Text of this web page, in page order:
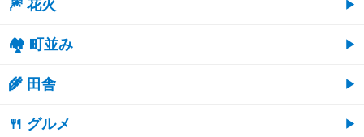
🎆 花火
🏘 町並み
🌾 田舎
🍴 グルメ